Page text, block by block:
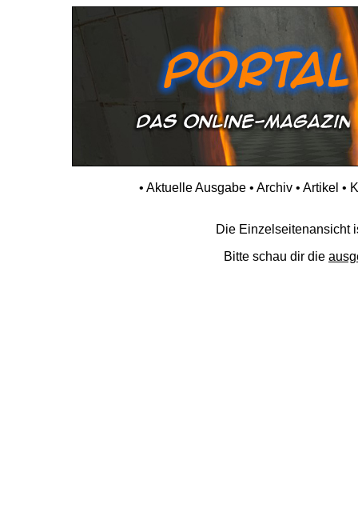
• Aktuelle Ausgabe• Archiv• Artikel •
Die Einzelseitenansicht
Bitte schau dir die